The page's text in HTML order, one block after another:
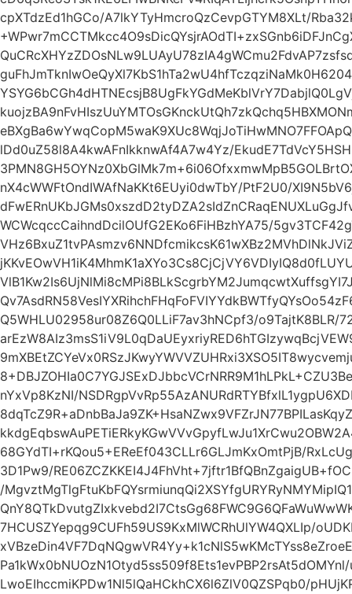
cpXTdzEd1hGCo/A7lkYTyHmcroQzCevpGTYM8XLt/
lDd0uZ58l8A4kwAFnIkknwAf4A7w4Yz/
nX4cWWFtOndIWAfNaKKt6EUyi0dwTbY/PtF2U0/
WCWcqccCaihndDcilOUfG2EKo6FiHBzhYA75/
Q5WHLU02958ur08Z6Q0LLiF7av3hNCpf3/o9TajtK8BLR/
nYxVp8KzNI/
68GYdTI+rKQou5+EReEf043CLLr6GLJmKxOmtPjB/
3D1Pw9/
/
7HCUSZYepqg9CUFh59US9KxMlWCRhUlYW4QXLIp/
LwoEIhccmiKPDw1Nl5lQaHCkhCX6l6ZlV0QZSPqb0/